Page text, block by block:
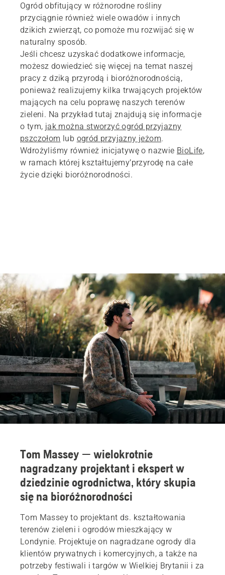
Ogród obfitujący w różnorodne rośliny
przyciągnie również wiele owadów i innych
dzikich zwierząt, co pomoże mu rozwijać się w
naturalny sposób.
Jeśli chcesz uzyskać dodatkowe informacje,
możesz dowiedzieć się więcej na temat naszej
pracy z dziką przyrodą i bioróżnorodnością,
ponieważ realizujemy kilka trwających projektów
mających na celu poprawę naszych terenów
zieleni. Na przykład tutaj znajdują się informacje
o tym, jak można stworzyć ogród przyjazny
pszczołom lub ogród przyjazny jeżom.
Wdrożyliśmy również inicjatywę o nazwie BioLife,
w ramach której kształtujemy’przyrodę na całe
życie dzięki bioróżnorodności.
Tom Massey — wielokrotnie
nagradzany projektant i ekspert w
dziedzinie ogrodnictwa, który skupia
się na bioróżnorodności
Tom Massey to projektant ds. kształtowania
terenów zieleni i ogrodów mieszkający w
Londynie. Projektuje on nagradzane ogrody dla
klientów prywatnych i komercyjnych, a także na
potrzeby festiwali i targów w Wielkiej Brytanii i za